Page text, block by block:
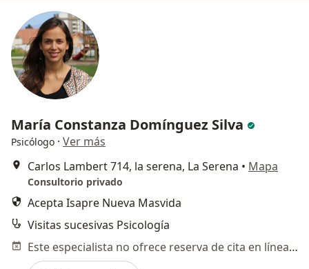
María Constanza Domínguez Silva
Psicólogo · Ver más
Carlos Lambert 714, la serena, La Serena • Mapa
Consultorio privado
Acepta Isapre Nueva Masvida
Visitas sucesivas Psicología
Este especialista no ofrece reserva de cita en línea en esta dirección.